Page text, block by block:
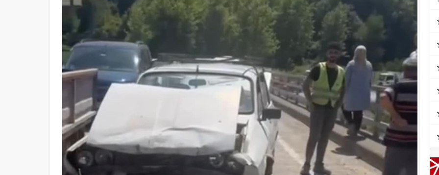
Torbalı’nın kuru domates emekçileri yalnız bırakılmadı
Küçük işletmeler büyük siber risklerle karşı karşıya